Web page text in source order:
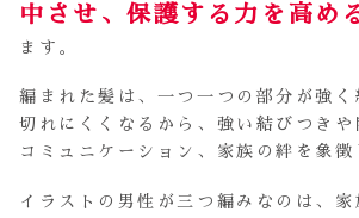
中させ、保護する力を高め
ます。
編まれた髪は、一つ一つの部分が強く
切れにくくなるから、強い結びつきや
コミュニケーション、家族の絆を象徴
イラストの男性が三つ編みなのは、家